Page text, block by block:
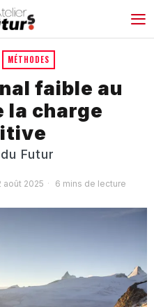
MÉTHODES
faible au
la charge
Futur
août 2025 6 mins de lecture